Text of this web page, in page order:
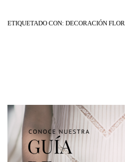
ETIQUETADO CON: DECORACIÓN